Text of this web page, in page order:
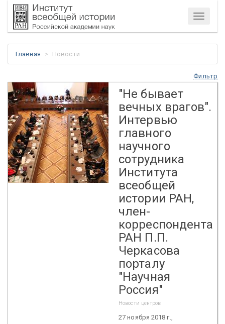
Меню
Главная Новости
Фильтр
"Не бывает
вечных врагов".
Интервью
главного
научного
сотрудника
Института
всеобщей
истории РАН,
член-
корреспондента
РАН П.П.
Черкасова
порталу
"Научная
Россия"
Новости центров
27 ноября 2018 г.,